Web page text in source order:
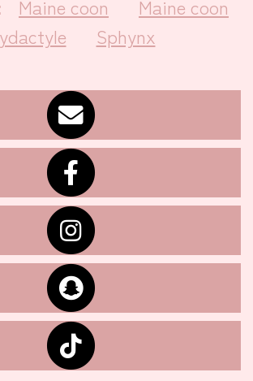
Maine coon
Maine coon
Sphynx